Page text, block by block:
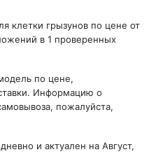
клетки грызунов по цене от
в 1 проверенных
по цене,
Информацию о
пожалуйста,
и актуален на Август,